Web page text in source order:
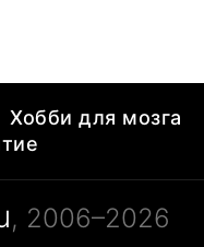
Хобби для мозга
, 2006–2026